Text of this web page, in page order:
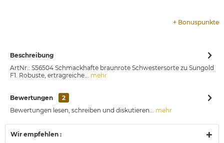
+ Bonuspunkte
Beschreibung
ArtNr.: S56504 Schmackhafte braunrote Schwestersorte zu Sungold
F1. Robuste, ertragreiche... mehr
Bewertungen
2
Bewertungen lesen, schreiben und diskutieren... mehr
Wir empfehlen :